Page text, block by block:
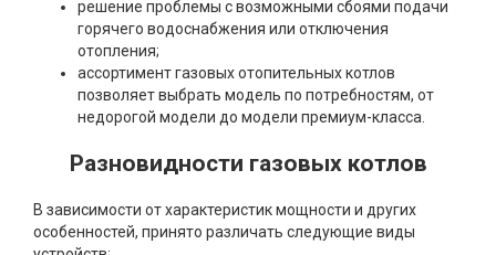
решение проблемы с возможными сбоями подачи
горячего водоснабжения или отключения
отопления;
ассортимент газовых отопительных котлов
позволяет выбрать модель по потребностям, от
недорогой модели до модели премиум-класса.
Разновидности газовых котлов
В зависимости от характеристик мощности и других
особенностей, принято различать следующие виды